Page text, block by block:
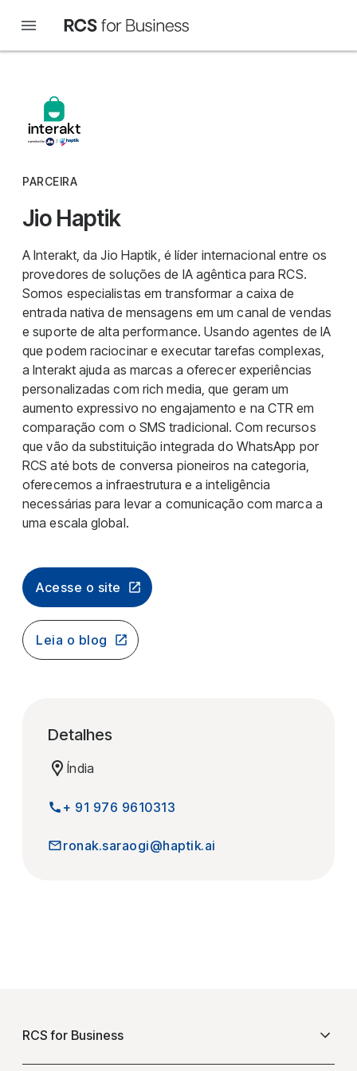
Detalhes
Índia
+ 91 976 9610313
ronak.saraogi@haptik.ai
PARCEIRA
Jio Haptik
A Interakt, da Jio Haptik, é líder internacional entre os
provedores de soluções de IA agêntica para RCS.
Somos especialistas em transformar a caixa de
entrada nativa de mensagens em um canal de vendas
e suporte de alta performance. Usando agentes de IA
que podem raciocinar e executar tarefas complexas,
a Interakt ajuda as marcas a oferecer experiências
personalizadas com rich media, que geram um
aumento expressivo no engajamento e na CTR em
comparação com o SMS tradicional. Com recursos
que vão da substituição integrada do WhatsApp por
RCS até bots de conversa pioneiros na categoria,
oferecemos a infraestrutura e a inteligência
necessárias para levar a comunicação com marca a
uma escala global.
Acesse o site
Leia o blog
RCS for Business